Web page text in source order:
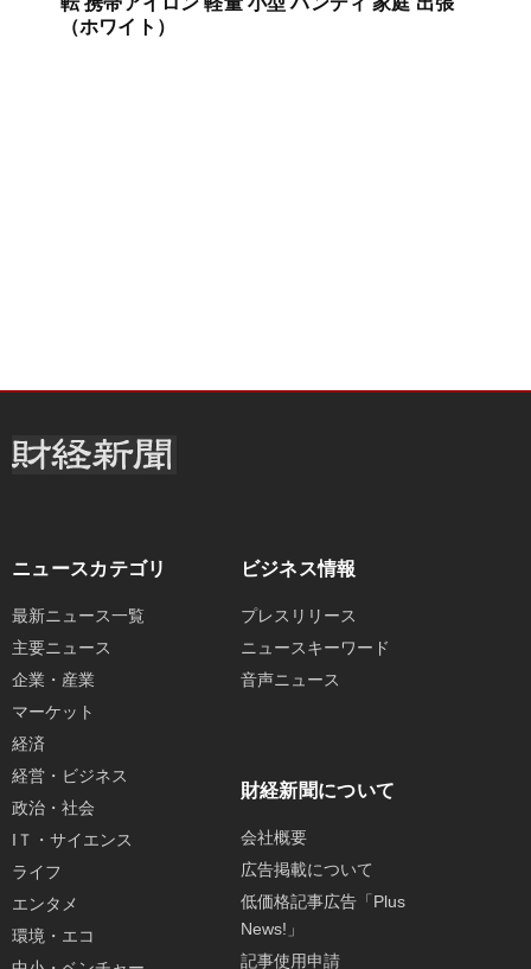
（ホワイト）
ニュースカテゴリ
最新ニュース一覧
主要ニュース
企業・産業
マーケット
経済
経営・ビジネス
政治・社会
IＴ・サイエンス
ライフ
エンタメ
環境・エコ
ビジネス情報
プレスリリース
ニュースキーワード
音声ニュース
財経新聞について
会社概要
広告掲載について
低価格記事広告「Plus
News!」
記事使用申請